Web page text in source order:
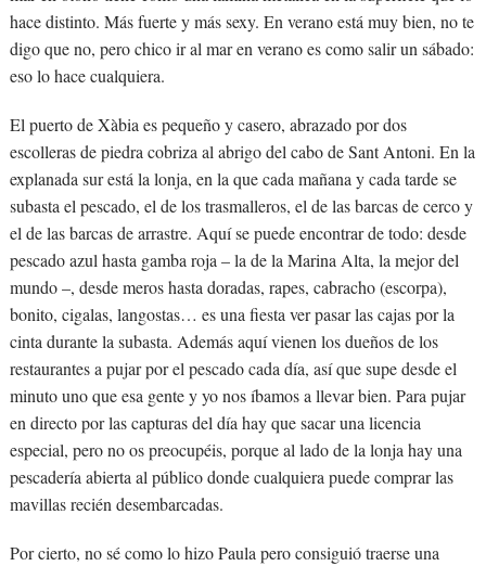
hace distinto. Más fuerte y más sexy. En verano está muy bien, no te
digo que no, pero chico ir al mar en verano es como salir un sábado:
eso lo hace cualquiera.
El puerto de Xàbia es pequeño y casero, abrazado por dos
escolleras de piedra cobriza al abrigo del cabo de Sant Antoni. En la
explanada sur está la lonja, en la que cada mañana y cada tarde se
subasta el pescado, el de los trasmalleros, el de las barcas de cerco y
el de las barcas de arrastre. Aquí se puede encontrar de todo: desde
pescado azul hasta gamba roja – la de la Marina Alta, la mejor del
mundo –, desde meros hasta doradas, rapes, cabracho (escorpa),
bonito, cigalas, langostas… es una fiesta ver pasar las cajas por la
cinta durante la subasta. Además aquí vienen los dueños de los
restaurantes a pujar por el pescado cada día, así que supe desde el
minuto uno que esa gente y yo nos íbamos a llevar bien. Para pujar
en directo por las capturas del día hay que sacar una licencia
especial, pero no os preocupéis, porque al lado de la lonja hay una
pescadería abierta al público donde cualquiera puede comprar las
mavillas recién desembarcadas.
Por cierto, no sé como lo hizo Paula pero consiguió traerse una